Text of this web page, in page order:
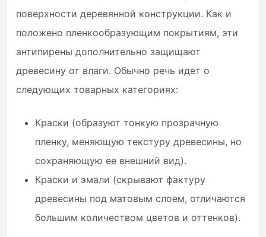
поверхности деревянной конструкции. Как и
положено пленкообразующим покрытиям, эти
антипирены дополнительно защищают
древесину от влаги. Обычно речь идет о
следующих товарных категориях:
Краски (образуют тонкую прозрачную
пленку, меняющую текстуру древесины, но
сохраняющую ее внешний вид).
Краски и эмали (скрывают фактуру
древесины под матовым слоем, отличаются
большим количеством цветов и оттенков).